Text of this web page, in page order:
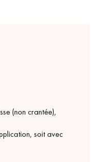
(non crantée),
soit avec